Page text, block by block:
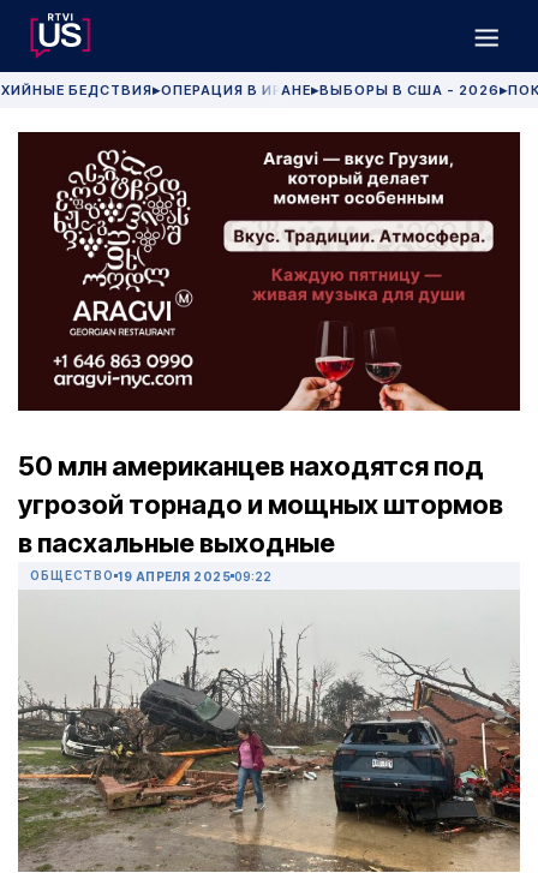
БЕДСТВИЯ▶ОПЕРАЦИЯ В ИРАНЕ▶ВЫБОРЫ В США - 2026 ▶
50 млн американцев находятся под
угрозой торнадо и мощных штормов
в пасхальные выходные
ОБЩЕСТВО 19 АПРЕЛЯ 2025 09:22